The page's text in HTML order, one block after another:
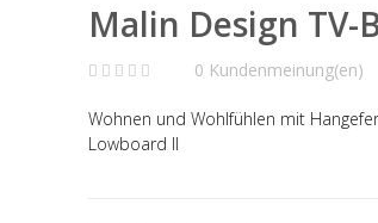
Malin Design TV-
0 Kundenmeinung(en)
Wohnen und Wohlfühlen mit
Lowboard ll